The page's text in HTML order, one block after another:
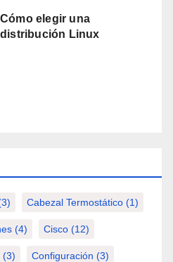
Cómo elegir una
distribución Linux
Cabezal Termostático (1)
(4) Cisco (12)
(3) Configuración (3)